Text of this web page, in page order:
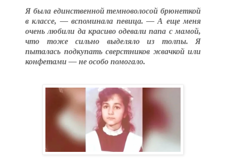
Я была единственной темноволосой брюнеткой
в классе, — вспоминала певица. — А еще меня
очень любили да красиво одевали папа с мамой,
что тоже сильно выделяло из толпы. Я
пыталась подкупать сверстников жвачкой или
конфетами — не особо помогало.